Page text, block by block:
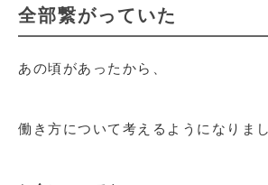
全部繋がっていた
あの頃があったから、
働き方について考えるようになりまし